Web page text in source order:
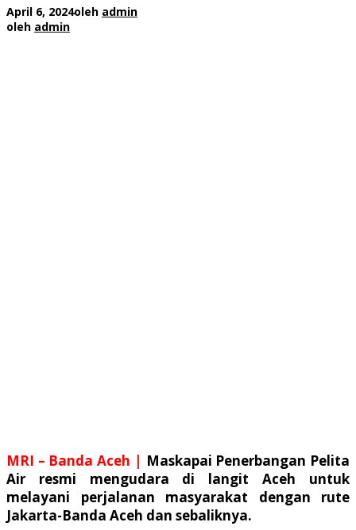
April 6, 2024oleh admin
oleh admin
MRI – Banda Aceh | Maskapai Penerbangan Pelita
Air resmi mengudara di langit Aceh untuk
melayani perjalanan masyarakat dengan rute
Jakarta-Banda Aceh dan sebaliknya.